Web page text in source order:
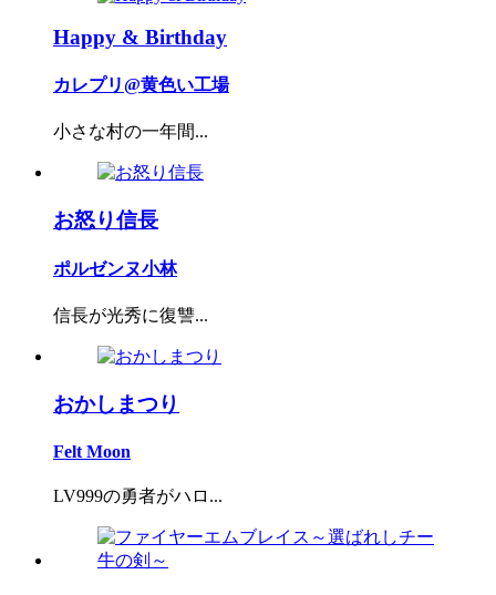
Happy & Birthday
カレプリ@黄色い工場
小さな村の一年間...
お怒り信長
ポルゼンヌ小林
信長が光秀に復讐...
おかしまつり
Felt Moon
LV999の勇者がハロ...